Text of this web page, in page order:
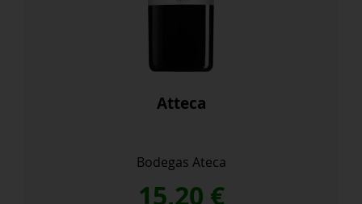
Atteca
Bodegas Ateca
15,20 €